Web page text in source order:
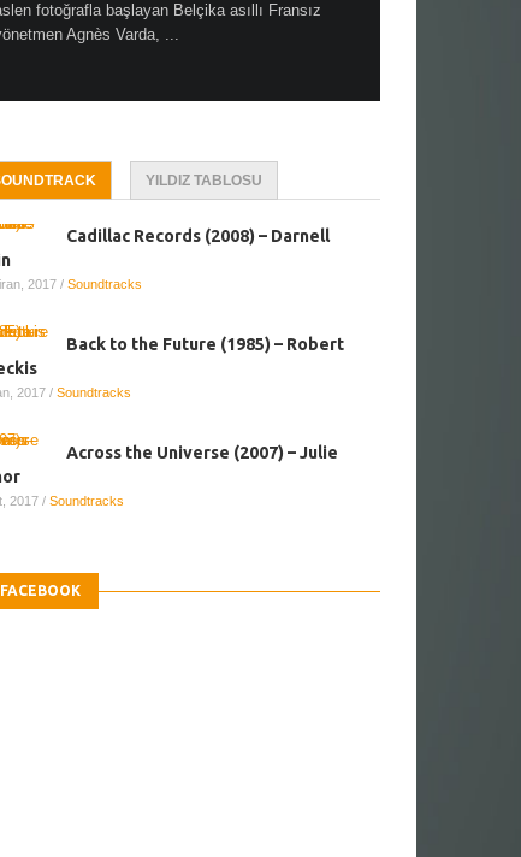
fotoğrafla başlayan Belçika asıllı Fransız
Agnès Varda, ...
YILDIZ TABLOSU
Cadillac Records (2008) – Darnell
2017 / Soundtracks
Back to the Future (1985) – Robert
2017 / Soundtracks
Across the Universe (2007) – Julie
2017 / Soundtracks
FACEBOOK